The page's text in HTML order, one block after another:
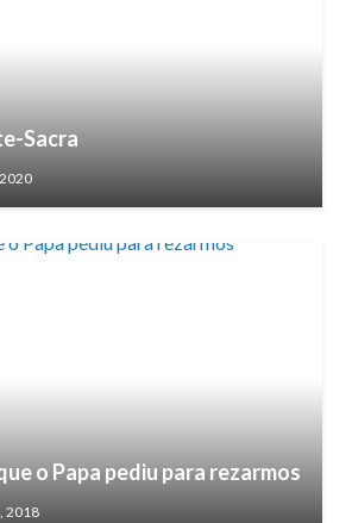
Sacra
o Papa pediu para rezarmos
2018